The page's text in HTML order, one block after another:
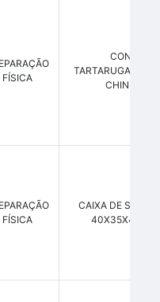
FÍSICA
CONE
TARTARUGA/
CHINÊS
FÍSICA
CAIXA DE
40X35X45CM